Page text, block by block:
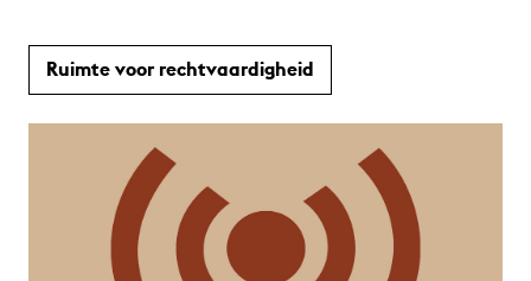
Ruimte voor rechtvaardigheid